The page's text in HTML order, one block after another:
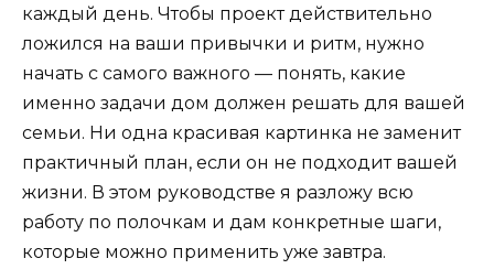
каждый день. Чтобы проект действительно
ложился на ваши привычки и ритм, нужно
начать с самого важного — понять, какие
именно задачи дом должен решать для вашей
семьи. Ни одна красивая картинка не заменит
практичный план, если он не подходит вашей
жизни. В этом руководстве я разложу всю
работу по полочкам и дам конкретные шаги,
которые можно применить уже завтра.